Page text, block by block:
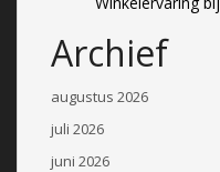
Archief
augustus 2026
juli 2026
juni 2026